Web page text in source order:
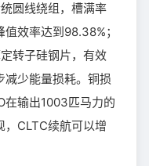
圆线绕组，槽满率
效率达到98.38%；
转子硅钢片，有效
减少能量损耗。铜损
在输出1003匹马力的
，CLTC续航可以增